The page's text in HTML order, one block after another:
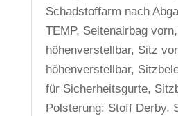
Schadstoffarm nach
TEMP, Seitenairbag
höhenverstellbar, Sitz
höhenverstellbar,
für Sicherheitsgurte,
Polsterung: Stoff Derby,